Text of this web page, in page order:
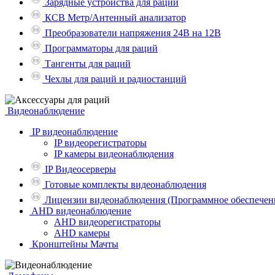
КСВ Метр/Антенный анализатор
Преобразователи напряжения 24В на 12В
Программаторы для раций
Тангенты для раций
Чехлы для раций и радиостанций
Видеонаблюдение
IP видеонаблюдение
IP видеорегистраторы
IP камеры видеонаблюдения
IP Видеосерверы
Готовые комплекты видеонаблюдения
Лицензии видеонаблюдения (Программное
AHD видеонаблюдение
AHD видеорегистраторы
AHD камеры
Кронштейны Мачты